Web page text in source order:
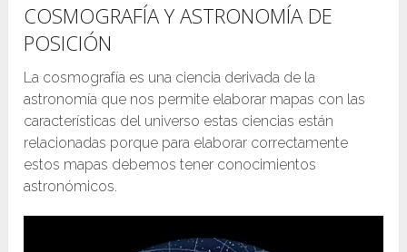
COSMOGRAFÍA Y ASTRONOMÍA DE
POSICIÓN
La cosmografía es una ciencia derivada de la
astronomía que nos permite elaborar mapas con las
características del universo estas ciencias están
relacionadas porque para elaborar correctamente
estos mapas debemos tener conocimientos
astronómicos.